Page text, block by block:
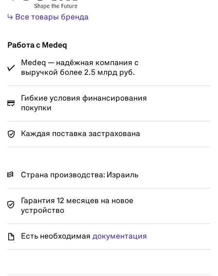
↳ Все товары бренда
Работа с Medeq
Medeq — надёжная компания с
выручкой более 2.5 млрд руб.
Гибкие условия финансирования
покупки
Каждая поставка застрахована
Страна производства: Израиль
Гарантия 12 месяцев на новое
устройство
Есть необходимая документация